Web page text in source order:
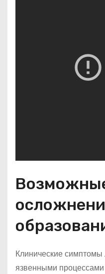
Клинические
язвенными